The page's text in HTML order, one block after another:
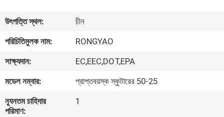
আমাদের
সম্পর্কে
কারখানা
ভ্রমণ
উৎপত্তি স্থল:
চীন
পরিচিতিমুলক নাম:
RONGYAO
সাক্ষ্যদান:
EC,EEC,DOT,EPA
মডেল নম্বার:
প্রাপ্তবয়স্ক স্কুটারের 50-25
ন্যূনতম চাহিদার
পরিমাণ:
1